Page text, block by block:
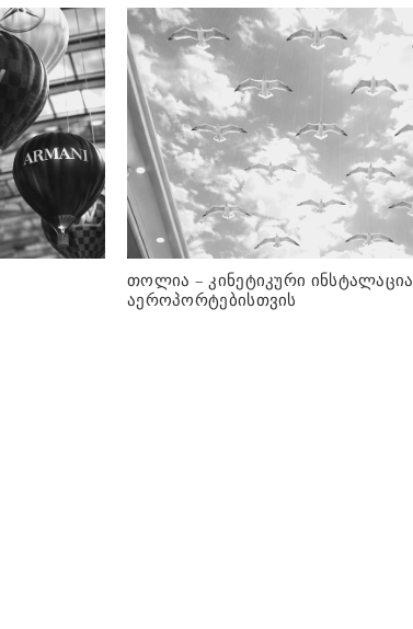
თოლია – კინეტიკური ინსტალაცია
აეროპორტებისთვის